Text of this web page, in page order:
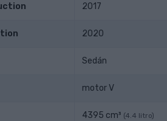
2017
2020
Sedán
motor V
4395 cm³ (4.4 litro)